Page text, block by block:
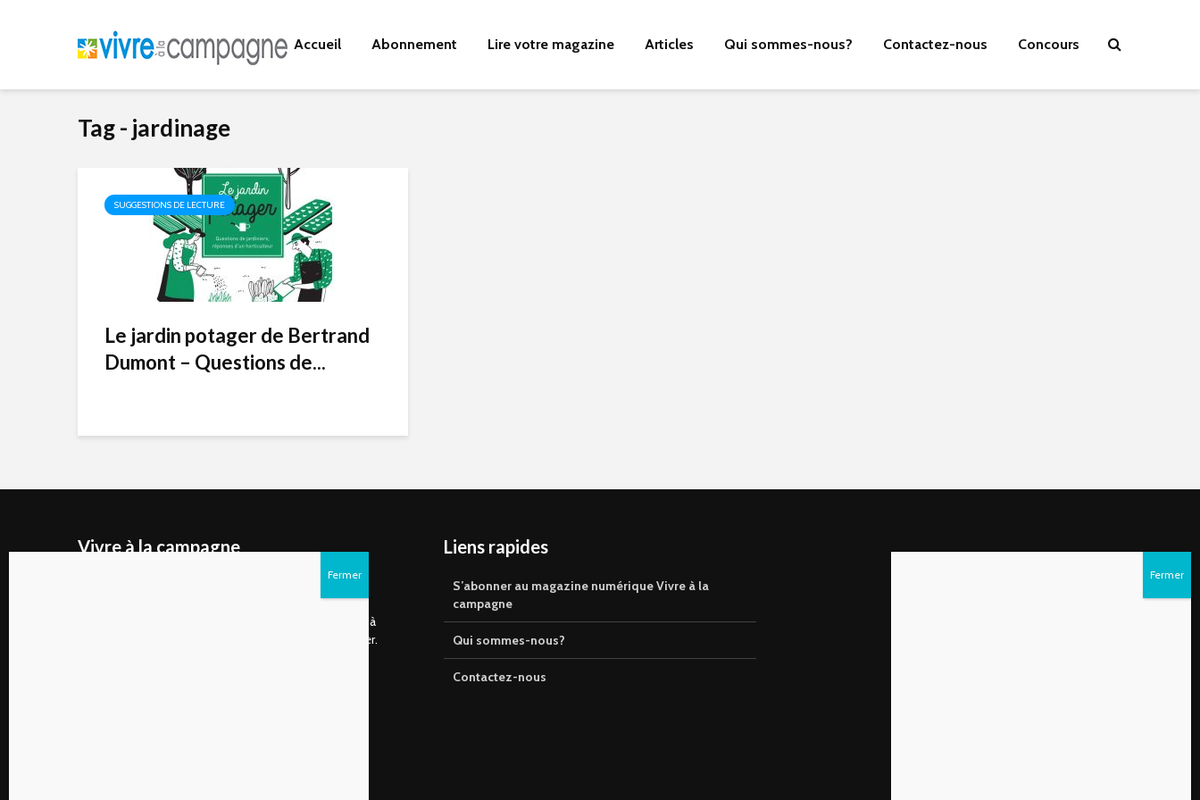
Accueil Abonnement Lire votre magazine Articles Qui sommes-nous? Contactez-nous Concours
Tag - jardinage
SUGGESTIONS DE LECTURE
Le jardin potager de Bertrand
Dumont – Questions de...
Vivre à la campagne
magazine numérique publié deux fois par année qui
s’adresse d’abord aux gens de plus en plus nombreux à
choisir de vivre à la campagne ou à rêver de s’y installer.
Liens rapides
S’abonner au magazine numérique Vivre à la
campagne
Qui sommes-nous?
Contactez-nous